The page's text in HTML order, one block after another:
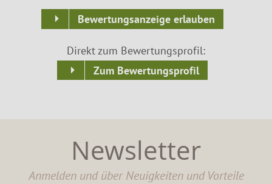
Bewertungsanzeige erlauben
Direkt zum Bewertungsprofil:
Zum Bewertungsprofil
Newsletter
Anmelden und über Neuigkeiten und Vorteile